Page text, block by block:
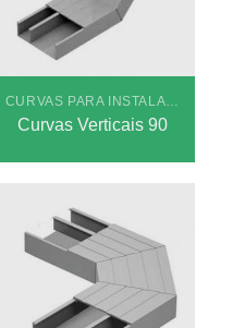
CURVAS PARA INSTALAÇÕES EMBUTIDAS STANDARD
Curvas Verticais 90